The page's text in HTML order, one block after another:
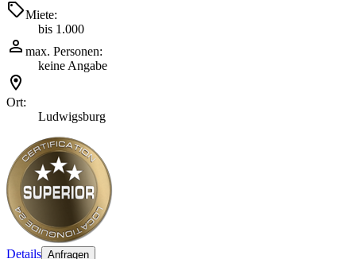
Miete:
bis 1.000
max. Personen:
keine Angabe
Ort:
Ludwigsburg
Details Anfragen